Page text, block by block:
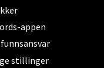
appen
stillinger